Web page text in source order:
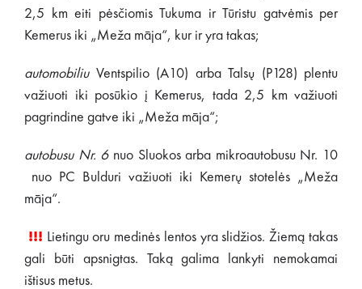
2,5 km eiti pėsčiomis Tukuma ir Tūristu gatvėmis per
Kemerus iki „Meža māja“, kur ir yra takas;
automobiliuVentspilio (A10) arba Talsų (P128) plentu
važiuoti iki posūkio į Kemerus, tada 2,5 km važiuoti
pagrindine gatve iki „Meža māja“;
autobusu Nr. 6nuo Sluokos arba mikroautobusu Nr. 10
nuo PC Bulduri važiuoti iki Kemerų stotelės „Meža
māja“.
!!! Lietingu oru medinės lentos yra slidžios. Žiemą takas
gali būti apsnigtas. Taką galima lankyti nemokamai
ištisus metus.